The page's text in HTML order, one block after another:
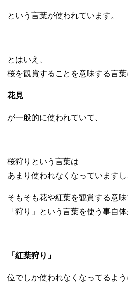
という言葉が使われています。
とはいえ、
桜を観賞することを意味する言葉
花見
が一般的に使われていて、
桜狩りという言葉は
あまり使われなくなっていますし
そもそも花や紅葉を観賞する意味
「狩り」という言葉を使う事自
「紅葉狩り」
位でしか使われなくなってるよう